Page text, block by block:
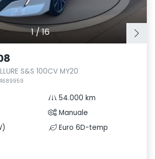
1/16
S&S 100CV MY20
4689959
54.000 km
Manuale
Euro 6D-temp